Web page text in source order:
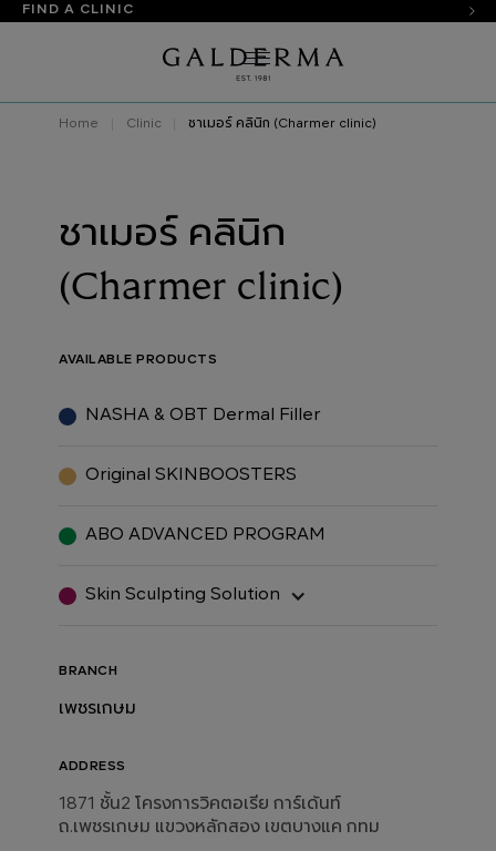
FIND A CLINIC
Home Clinic ชาเมอร์ คลินิก (Charmer clinic)
ชาเมอร์ คลินิก
(Charmer clinic)
AVAILABLE PRODUCTS
NASHA & OBT Dermal Filler
Original SKINBOOSTERS
ABO ADVANCED PROGRAM
Skin Sculpting Solution
BRANCH
เพชรเกษม
ADDRESS
1871 ชั้น2 โครงการวิคตอเรีย การ์เด้นท์
ถ.เพชรเกษม แขวงหลักสอง เขตบางแค กทม